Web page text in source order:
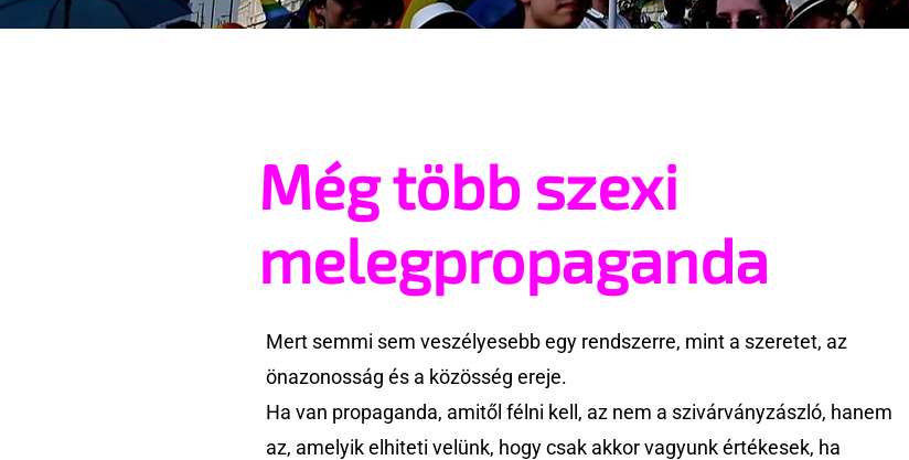
Még több szexi
melegpropaganda
Mert semmi sem veszélyesebb egy rendszerre, mint a szeretet, az
önazonosság és a közösség ereje.
Ha van propaganda, amitől félni kell, az nem a szivárványzászló, hanem
az, amelyik elhiteti velünk, hogy csak akkor vagyunk értékesek, ha